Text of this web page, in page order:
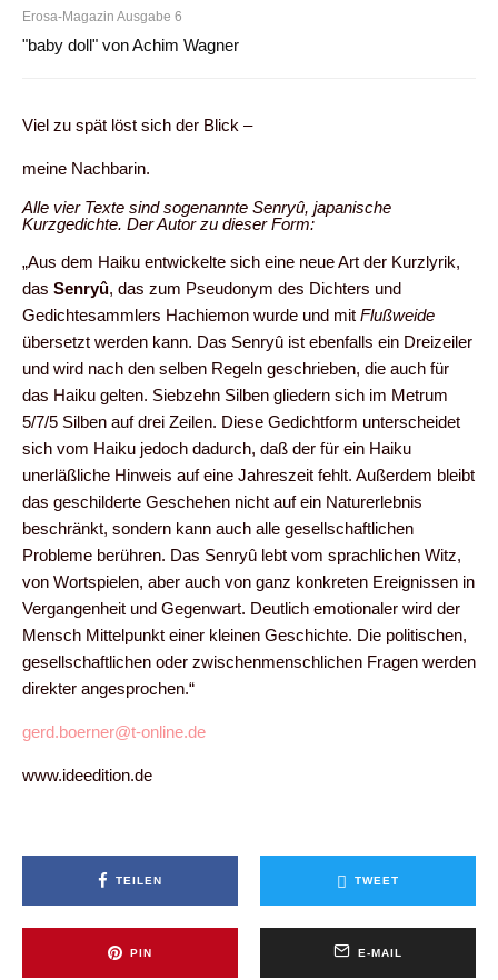
Erosa-Magazin Ausgabe 6
"baby doll" von Achim Wagner
Viel zu spät löst sich der Blick –
meine Nachbarin.
Alle vier Texte sind sogenannte Senryû, japanische
Kurzgedichte. Der Autor zu dieser Form:
„Aus dem Haiku entwickelte sich eine neue Art der Kurzlyrik,
das Senryû, das zum Pseudonym des Dichters und
Gedichtesammlers Hachiemon wurde und mit Flußweide
übersetzt werden kann. Das Senryû ist ebenfalls ein Dreizeiler
und wird nach den selben Regeln geschrieben, die auch für
das Haiku gelten. Siebzehn Silben gliedern sich im Metrum
5/7/5 Silben auf drei Zeilen. Diese Gedichtform unterscheidet
sich vom Haiku jedoch dadurch, daß der für ein Haiku
unerläßliche Hinweis auf eine Jahreszeit fehlt. Außerdem bleibt
das geschilderte Geschehen nicht auf ein Naturerlebnis
beschränkt, sondern kann auch alle gesellschaftlichen
Probleme berühren. Das Senryû lebt vom sprachlichen Witz,
von Wortspielen, aber auch von ganz konkreten Ereignissen in
Vergangenheit und Gegenwart. Deutlich emotionaler wird der
Mensch Mittelpunkt einer kleinen Geschichte. Die politischen,
gesellschaftlichen oder zwischenmenschlichen Fragen werden
direkter angesprochen.“
gerd.boerner@t-online.de
www.ideedition.de
TEILEN TWEET
PIN E-MAIL